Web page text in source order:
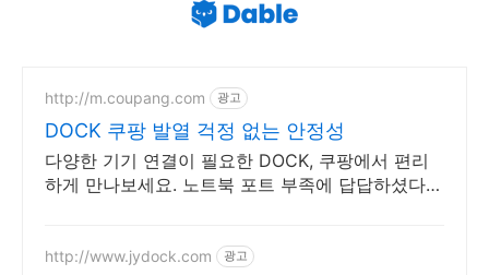
http://m.coupang.com 광고
DOCK 쿠팡 발열 걱정 없는 안정성
다양한 기기 연결이 필요한 DOCK, 쿠팡에서 편리
하게 만나보세요. 노트북 포트 부족에 답답하셨다
http://www.jydock.com 광고